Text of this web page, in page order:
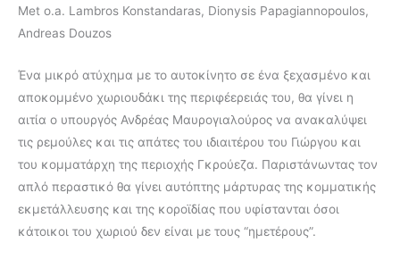
Met o.a. Lambros Konstandaras, Dionysis Papagiannopoulos,
Andreas Douzos
Ένα μικρό ατύχημα με το αυτοκίνητο σε ένα ξεχασμένο και
αποκομμένο χωριουδάκι της περιφέερειάς του, θα γίνει η
αιτία ο υπουργός Ανδρέας Μαυρογιαλούρος να ανακαλύψει
τις ρεμούλες και τις απάτες του ιδιαιτέρου του Γιώργου και
του κομματάρχη της περιοχής Γκρούεζα. Παριστάνωντας τον
απλό περαστικό θα γίνει αυτόπτης μάρτυρας της κομματικής
εκμετάλλευσης και της κοροϊδίας που υφίστανται όσοι
κάτοικοι του χωριού δεν είναι με τους “ημετέρους”.